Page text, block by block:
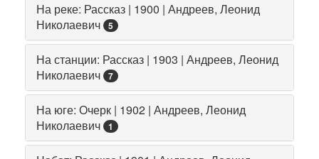
На реке: Рассказ | 1900 | Андреев, Леонид
Николаевич
5
На станции: Рассказ | 1903 | Андреев, Леонид
Николаевич
7
На юге: Очерк | 1902 | Андреев, Леонид
Николаевич
1